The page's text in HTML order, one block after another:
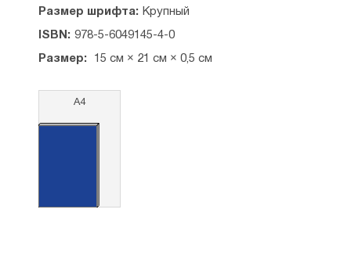
Размер шрифта: Крупный
ISBN: 978-5-6049145-4-0
Размер: 15 см × 21 см × 0,5 см
А4